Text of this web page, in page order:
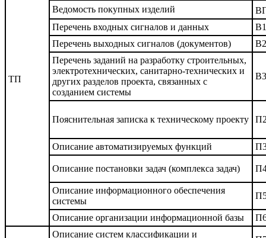
ТП
Ведомость покупных изделий
Перечень входных сигналов и данных
В1
Перечень выходных сигналов (документов)
В2
Перечень заданий на разработку строительных,
электротехнических, санитарно-технических и
других разделов проекта, связанных с
созданием системы
В3
Пояснительная записка к техническому проекту
Описание автоматизируемых функций
Описание постановки задач (комплекса задач)
Описание информационного обеспечения
системы
Описание организации информационной базы
Описание систем классификации и